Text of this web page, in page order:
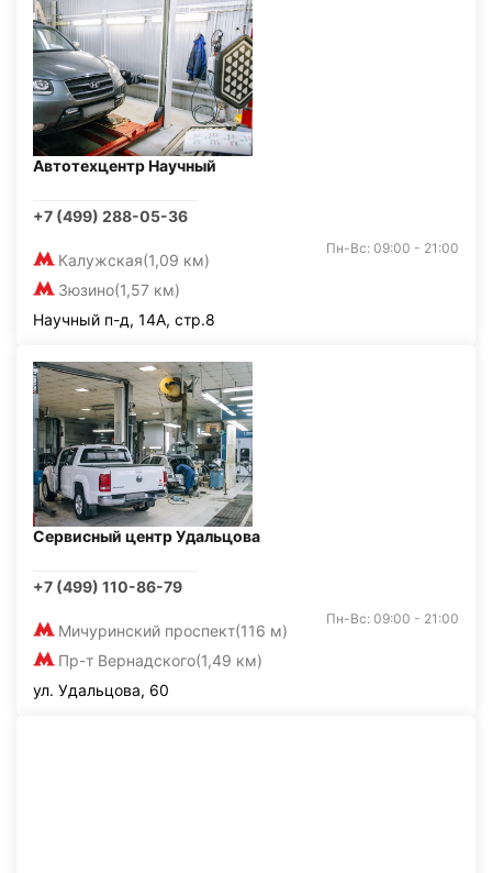
Автотехцентр Научный
+7 (499) 288-05-36
Калужская(1,09 км)
Зюзино(1,57 км)
Пн-Вс: 09:00 - 21:00
Научный п-д, 14А, стр.8
Сервисный центр Удальцова
+7 (499) 110-86-79
Мичуринский проспект(116 м)
Пр-т Вернадского(1,49 км)
Пн-Вс: 09:00 - 21:00
ул. Удальцова, 60